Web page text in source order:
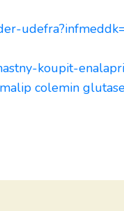
koupit-
colemin